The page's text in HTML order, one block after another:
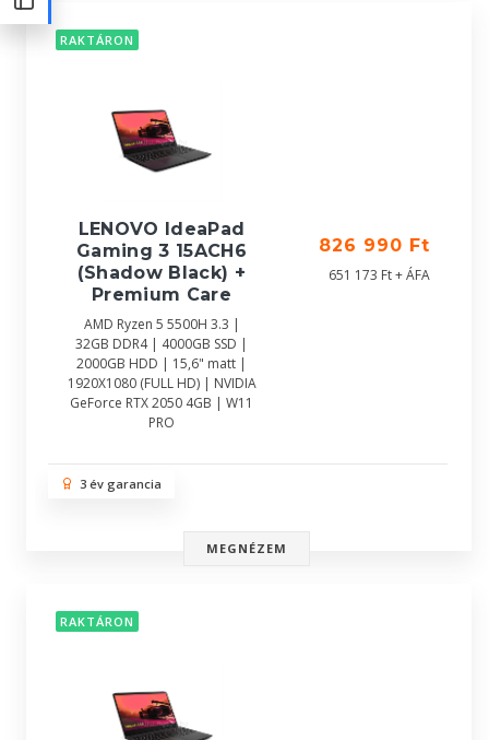
RAKTÁRON
LENOVO IdeaPad
Gaming 3 15ACH6
(Shadow Black) +
Premium Care
AMD Ryzen 5 5500H 3.3 |
32GB DDR4 | 4000GB SSD |
2000GB HDD | 15,6" matt |
1920X1080 (FULL HD) | NVIDIA
GeForce RTX 2050 4GB | W11
PRO
826 990 Ft
651 173 Ft + ÁFA
3 év garancia
MEGNÉZEM
RAKTÁRON